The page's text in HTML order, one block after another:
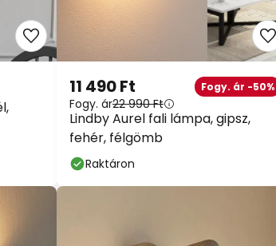
Lindby Aurel fali lámpa, gipsz,
fehér, félgömb
11 490 Ft Fogy. ár -50%
Fogy. ár22 990 Ft
Raktáron